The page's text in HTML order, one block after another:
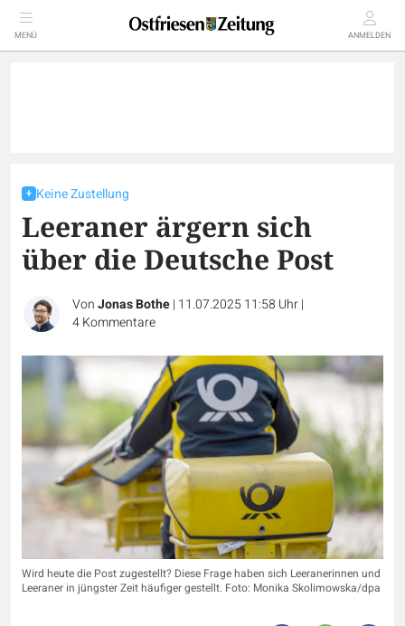
MENÜ ANMELDEN
Keine Zustellung
Leeraner ärgern sich
über die Deutsche Post
VonJonas Bothe| 11.07.2025 11:58 Uhr|
4Kommentare
Wird heute die Post zugestellt? Diese Frage haben sich Leeranerinnen und
Leeraner in jüngster Zeit häufiger gestellt. Foto: Monika Skolimowska/dpa